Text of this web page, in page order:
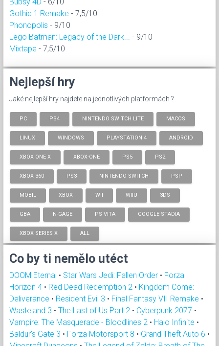
Gothic 1 Remake - 7,5/10
Phonopolis - 9/10
Lego Batman: Legacy of the Dark...
- 9/10
Mixtape - 7,5/10
Nejlepší hry
Jaké nejlepší hry najdete na jednotlivých platformách ?
PC PS4 NINTENDO SWITCH LITE MACOS
LINUX WINDOWS PLAYSTATION 4 ANDROID
XBOX ONE X XBOX-ONE PS5 PS2
XBOX 360 PS3 NINTENDO SWITCH PSP
MOBIL XBOX WII WIIU 3DS
GBA N-GAGE PS VITA GOOGLE STADIA
XBOX SERIES X ALL
Co by ti nemělo utéct
DOOM Eternal • Star Wars Jedi: Fallen Order • Forza
Horizon 4 • Red Dead Redemption 2 • Kingdom Come:
Deliverance • Resident Evil 3 • Final Fantasy VII Remake •
Wasteland 3 • The Last of Us Part 2 • Cyberpunk 2077 •
Vampire: The Masquerade - Bloodlines 2 • Halo Infinite •
Baldur's Gate 3 • Forza Motorsport 8 • Grand Theft Auto 6 •